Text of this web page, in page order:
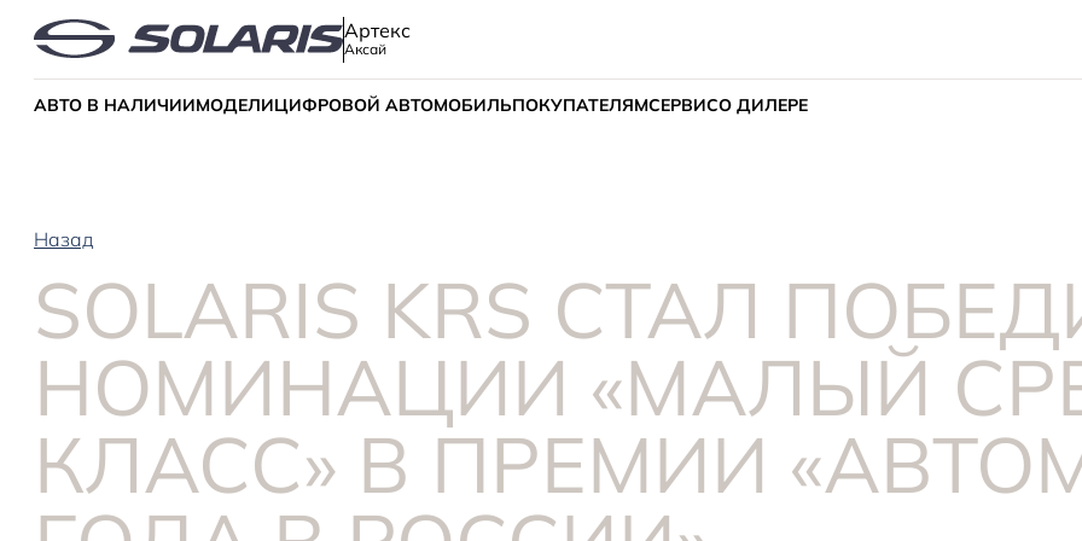
Артекс
Аксай
АВТО В НАЛИЧИИМОДЕЛИЦИФРОВОЙ АВТОМОБИЛЬПОКУПАТЕЛЯМСЕРВИСО ДИЛЕРЕ
Назад
SOLARIS KRS СТАЛ
НОМИНАЦИИ «МАЛЫЙ
КЛАСС» В ПРЕМИИ